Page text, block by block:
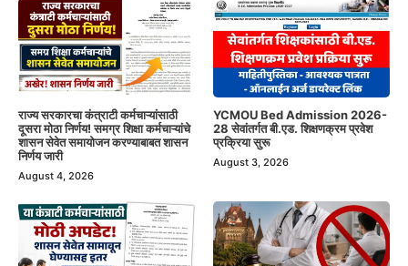
राज्य सरकारचा कंत्राटी कर्मचाऱ्यांसाठी
दूसरा मोठा निर्णय! समग्र शिक्षा कर्मचाऱ्यांचे
शासन सेवेत समायोजन करण्याबाबत शासन
निर्णय जारी
August 4, 2026
YCMOU Bed Admission 2026-
28 सेवांतर्गत बी.एड. शिक्षणक्रम प्रवेश
प्रक्रिया सुरू
August 3, 2026